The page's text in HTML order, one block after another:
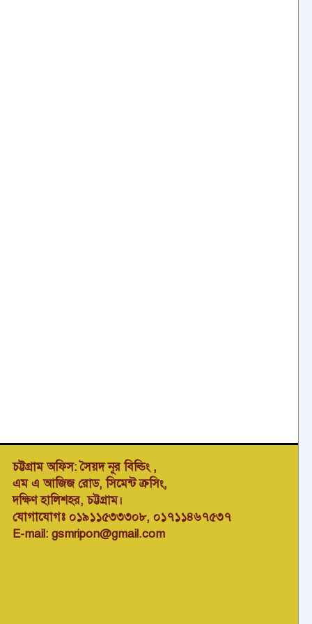
চট্টগ্রাম অফিস: সৈয়দ নূর বিল্ডিং ,
এম এ আজিজ রোড, সিমেন্ট ক্রসিং,
দক্ষিণ হালিশহর, চট্টগ্রাম।
যোগাযোগঃ ০১৯১১৫৩৩৩০৮, ০১৭১১৪৬৭৫৩৭
E-mail: gsmripon@gmail.com